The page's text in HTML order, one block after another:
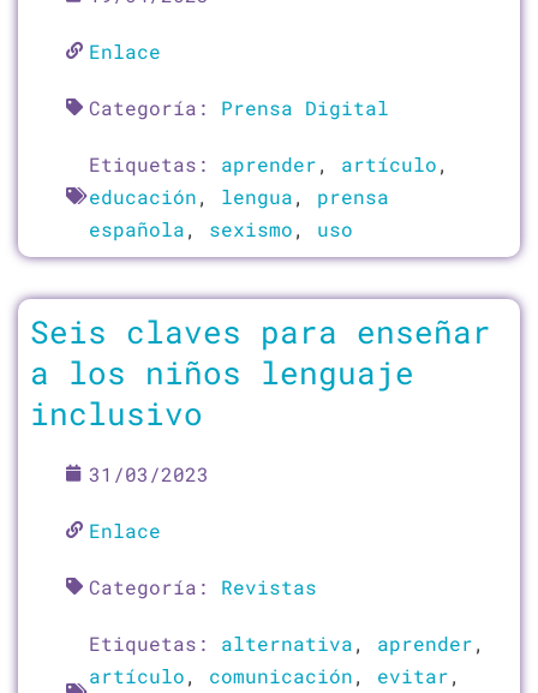
Enlace
Categoría: Prensa Digital
Etiquetas: aprender, artículo,
educación, lengua, prensa
española, sexismo, uso
Seis claves para enseñar
a los niños lenguaje
inclusivo
31/03/2023
Enlace
Categoría: Revistas
Etiquetas: alternativa, aprender,
artículo, comunicación, evitar,